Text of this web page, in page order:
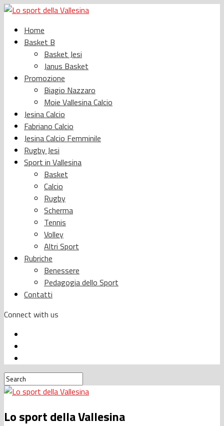
Home
Basket B
Basket Jesi
Janus Basket
Promozione
Biagio Nazzaro
Moie Vallesina Calcio
Jesina Calcio
Fabriano Calcio
Jesina Calcio Femminile
Rugby Jesi
Sport in Vallesina
Basket
Calcio
Rugby
Scherma
Tennis
Volley
Altri Sport
Rubriche
Benessere
Pedagogia dello Sport
Contatti
Connect with us
Lo sport della Vallesina